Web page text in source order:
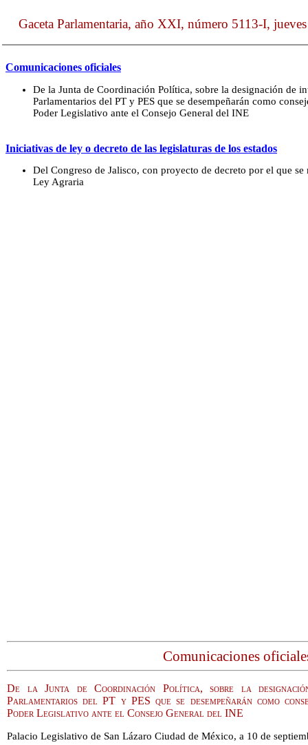
Gaceta Parlamentaria, año XXI, número 5113-I,
Comunicaciones oficiales
De la Junta de Coordinación Política, sobre la designación de
Parlamentarios del PT y PES que se desempeñarán como
Poder Legislativo ante el Consejo General del INE
Iniciativas de ley o decreto de las legislaturas de los estados
Del Congreso de Jalisco, con proyecto de decreto por el que
Ley Agraria
Comunicaciones
De la Junta de Coordinación Política, sobre la
Parlamentarios del PT y PES que se desempeñarán como
Poder Legislativo ante el Consejo General del INE
Palacio Legislativo de San Lázaro Ciudad de México, a 10 de